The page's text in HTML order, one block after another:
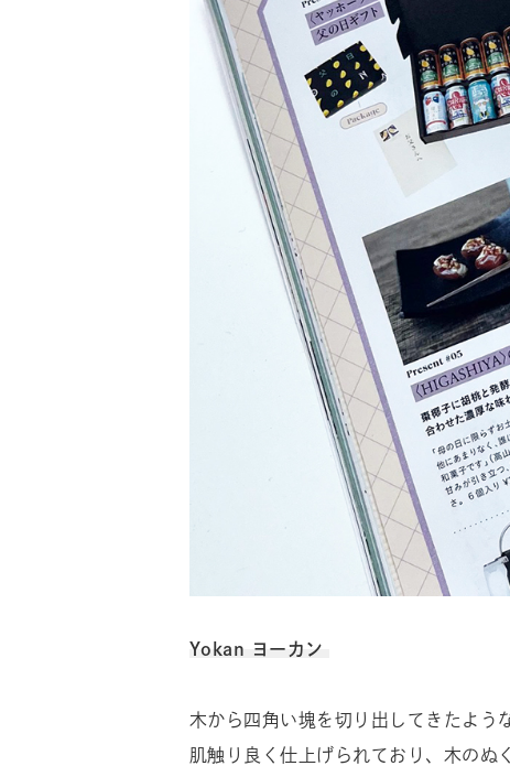
Yokan ヨーカン
木から四角い塊を切り出してきたよう
肌触り良く仕上げられており、木のぬ